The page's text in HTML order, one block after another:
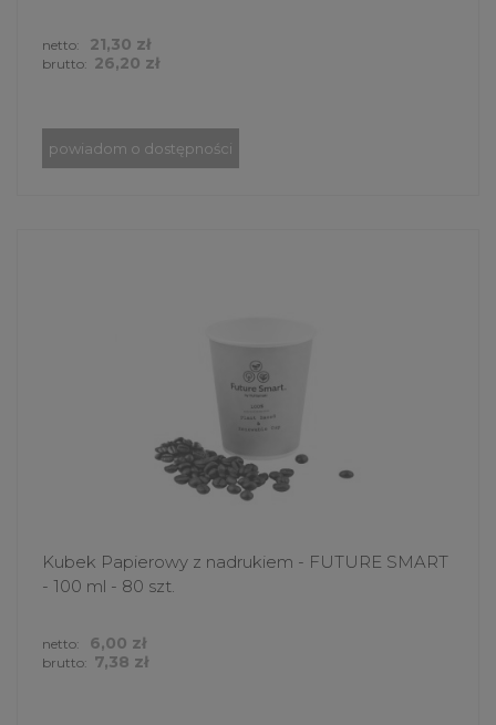
brutto: 26,20 zł
netto: 21,30 zł
powiadom o dostępności
Kubek Papierowy z nadrukiem - FUTURE SMART
- 100 ml - 80 szt.
brutto: 7,38 zł
netto: 6,00 zł